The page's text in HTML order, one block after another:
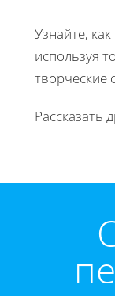
Узнайте, как
используя
творческие
Рассказать